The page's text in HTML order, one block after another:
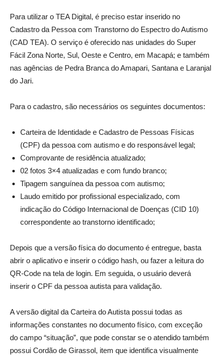
Para utilizar o TEA Digital, é preciso estar inserido no
Cadastro da Pessoa com Transtorno do Espectro do Autismo
(CAD TEA). O serviço é oferecido nas unidades do Super
Fácil Zona Norte, Sul, Oeste e Centro, em Macapá; e também
nas agências de Pedra Branca do Amapari, Santana e Laranjal
do Jari.
Para o cadastro, são necessários os seguintes documentos:
Carteira de Identidade e Cadastro de Pessoas Físicas
(CPF) da pessoa com autismo e do responsável legal;
Comprovante de residência atualizado;
02 fotos 3×4 atualizadas e com fundo branco;
Tipagem sanguínea da pessoa com autismo;
Laudo emitido por profissional especializado, com
indicação do Código Internacional de Doenças (CID 10)
correspondente ao transtorno identificado;
Depois que a versão física do documento é entregue, basta
abrir o aplicativo e inserir o código hash, ou fazer a leitura do
QR-Code na tela de login. Em seguida, o usuário deverá
inserir o CPF da pessoa autista para validação.
A versão digital da Carteira do Autista possui todas as
informações constantes no documento físico, com exceção
do campo “situação”, que pode constar se o atendido também
possui Cordão de Girassol, item que identifica visualmente